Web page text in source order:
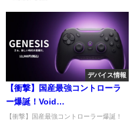
デバイス情報
【衝撃】国産最強コントローラ
ー爆誕！Void
Gaming「GENESIS」がガチで
【衝撃】国産最強コントローラー爆誕！